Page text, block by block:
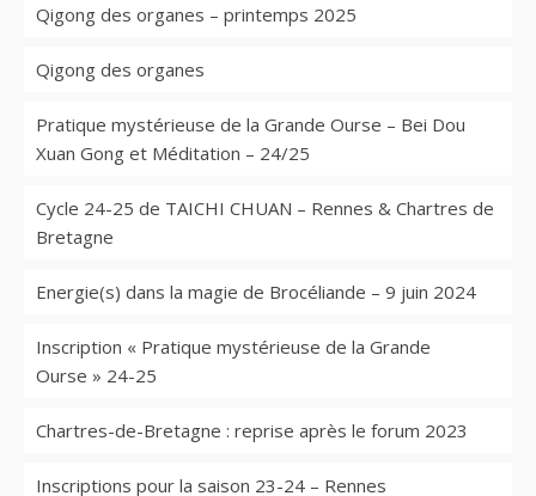
Qigong des organes – printemps 2025
Qigong des organes
Pratique mystérieuse de la Grande Ourse – Bei Dou
Xuan Gong et Méditation – 24/25
Cycle 24-25 de TAICHI CHUAN – Rennes & Chartres de
Bretagne
Energie(s) dans la magie de Brocéliande – 9 juin 2024
Inscription « Pratique mystérieuse de la Grande
Ourse » 24-25
Chartres-de-Bretagne : reprise après le forum 2023
Inscriptions pour la saison 23-24 – Rennes